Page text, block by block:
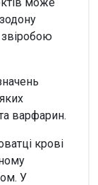
варфарин.
крові
У